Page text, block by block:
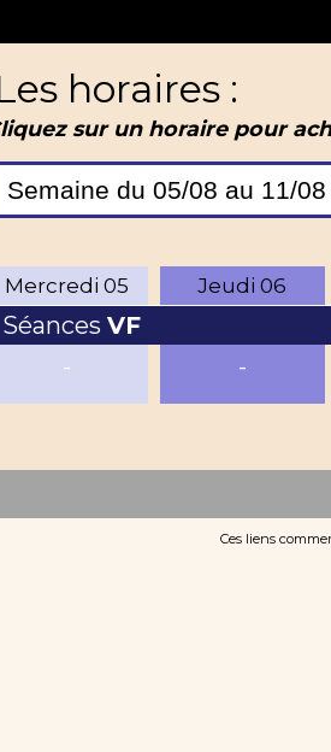
horaires :
sur un horaire pour
Mercredi 05 Jeudi 06
Séances VF
-
-
Ces liens